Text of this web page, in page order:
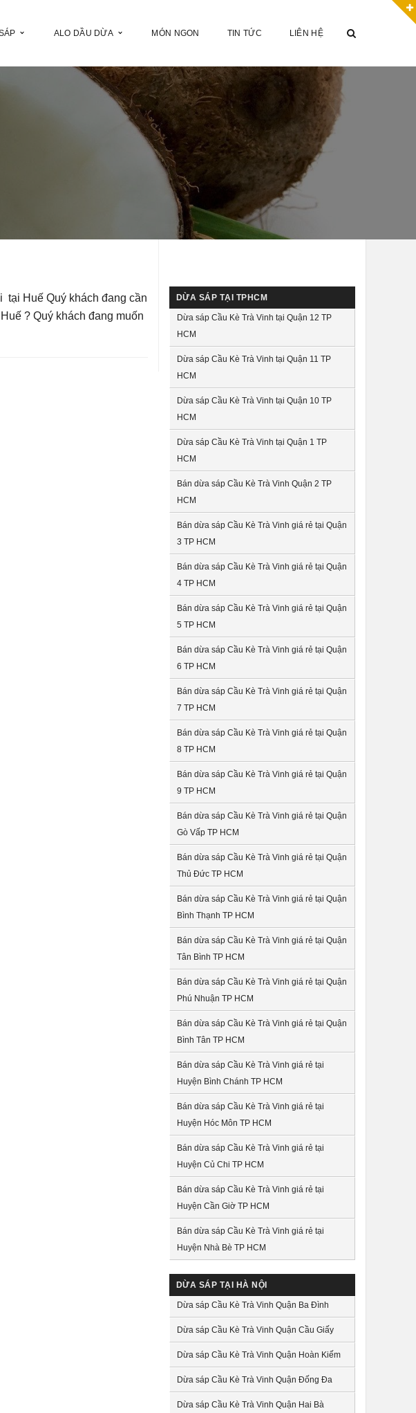
ALO DẦU DỪA MÓN NGON TIN TỨC LIÊN HỆ
tại Huế Quý khách đang cần
? Quý khách đang muốn
DỪA SÁP TẠI TPHCM
Dừa sáp Cầu Kè Trà Vinh tại Quận 12 TP
HCM
Dừa sáp Cầu Kè Trà Vinh tại Quận 11 TP
HCM
Dừa sáp Cầu Kè Trà Vinh tại Quận 10 TP
HCM
Dừa sáp Cầu Kè Trà Vinh tại Quận 1 TP
HCM
Bán dừa sáp Cầu Kè Trà Vinh Quận 2 TP
HCM
Bán dừa sáp Cầu Kè Trà Vinh giá rẻ tại Quận
3 TP HCM
Bán dừa sáp Cầu Kè Trà Vinh giá rẻ tại Quận
4 TP HCM
Bán dừa sáp Cầu Kè Trà Vinh giá rẻ tại Quận
5 TP HCM
Bán dừa sáp Cầu Kè Trà Vinh giá rẻ tại Quận
6 TP HCM
Bán dừa sáp Cầu Kè Trà Vinh giá rẻ tại Quận
7 TP HCM
Bán dừa sáp Cầu Kè Trà Vinh giá rẻ tại Quận
8 TP HCM
Bán dừa sáp Cầu Kè Trà Vinh giá rẻ tại Quận
9 TP HCM
Bán dừa sáp Cầu Kè Trà Vinh giá rẻ tại Quận
Gò Vấp TP HCM
Bán dừa sáp Cầu Kè Trà Vinh giá rẻ tại Quận
Thủ Đức TP HCM
Bán dừa sáp Cầu Kè Trà Vinh giá rẻ tại Quận
Bình Thạnh TP HCM
Bán dừa sáp Cầu Kè Trà Vinh giá rẻ tại Quận
Tân Bình TP HCM
Bán dừa sáp Cầu Kè Trà Vinh giá rẻ tại Quận
Phú Nhuận TP HCM
Bán dừa sáp Cầu Kè Trà Vinh giá rẻ tại Quận
Bình Tân TP HCM
Bán dừa sáp Cầu Kè Trà Vinh giá rẻ tại
Huyện Bình Chánh TP HCM
Bán dừa sáp Cầu Kè Trà Vinh giá rẻ tại
Huyện Hóc Môn TP HCM
Bán dừa sáp Cầu Kè Trà Vinh giá rẻ tại
Huyện Củ Chi TP HCM
Bán dừa sáp Cầu Kè Trà Vinh giá rẻ tại
Huyện Cần Giờ TP HCM
Bán dừa sáp Cầu Kè Trà Vinh giá rẻ tại
Huyện Nhà Bè TP HCM
DỪA SÁP TẠI HÀ NỘI
Dừa sáp Cầu Kè Trà Vinh Quận Ba Đình
Dừa sáp Cầu Kè Trà Vinh Quận Cầu Giấy
Dừa sáp Cầu Kè Trà Vinh Quận Hoàn Kiếm
Dừa sáp Cầu Kè Trà Vinh Quận Đống Đa
Dừa sáp Cầu Kè Trà Vinh Quận Hai Bà